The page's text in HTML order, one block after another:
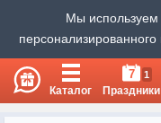
Мы используем
персонализированного
Каталог
7 1
Праздники